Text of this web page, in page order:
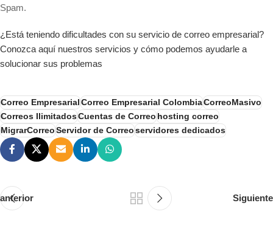
Spam.
¿Está teniendo dificultades con su servicio de correo empresarial?
Conozca aquí nuestros servicios y cómo podemos ayudarle a
solucionar sus problemas
Correo Empresarial Correo Empresarial ColombiaCorreoMasivo
Correos IlimitadosCuentas de Correo hosting correo
MigrarCorreo Servidor de Correo servidores dedicados
anterior Siguiente